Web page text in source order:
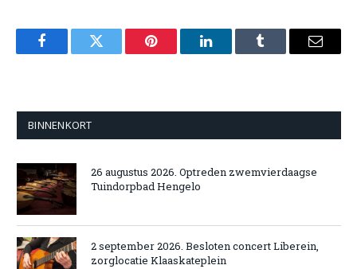
FacebookTwitter Pinterest LinkedInTumblr Email
BINNENKORT
26 augustus 2026. Optreden zwemvierdaagse
Tuindorpbad Hengelo
2 september 2026. Besloten concert Liberein,
zorglocatie Klaaskateplein